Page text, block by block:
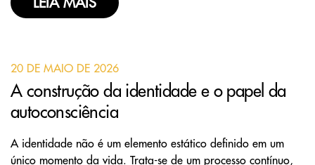
LEIA MAIS
20 DE MAIO DE 2026
A construção da identidade e o papel da
autoconsciência
A identidade não é um elemento estático definido em um
único momento da vida. Trata-se de um processo contínuo,